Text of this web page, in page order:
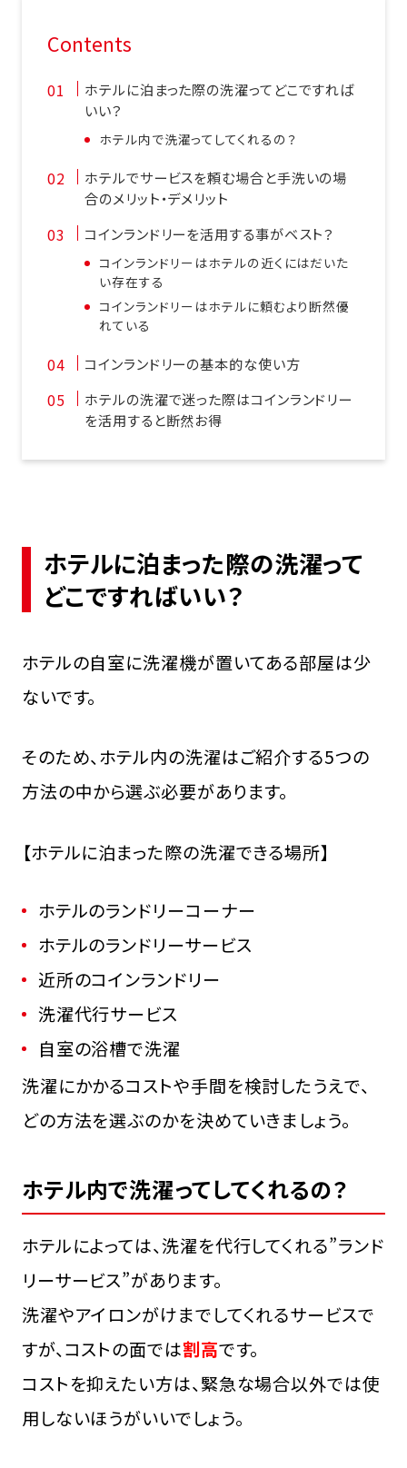
Contents
ホテルに泊まった際の洗濯ってどこですれば
いい？
ホテル内で洗濯ってしてくれるの？
ホテルでサービスを頼む場合と手洗いの場
合のメリット・デメリット
コインランドリーを活用する事がベスト？
コインランドリーはホテルの近くにはだいた
い存在する
コインランドリーはホテルに頼むより断然優
れている
コインランドリーの基本的な使い方
ホテルの洗濯で迷った際はコインランドリー
を活用すると断然お得
ホテルに泊まった際の洗濯って
どこですればいい？
ホテルの自室に洗濯機が置いてある部屋は少
ないです。
そのため、ホテル内の洗濯はご紹介する5つの
方法の中から選ぶ必要があります。
【ホテルに泊まった際の洗濯できる場所】
ホテルのランドリーコーナー
ホテルのランドリーサービス
近所のコインランドリー
洗濯代行サービス
自室の浴槽で洗濯
洗濯にかかるコストや手間を検討したうえで、
どの方法を選ぶのかを決めていきましょう。
ホテル内で洗濯ってしてくれるの？
ホテルによっては、洗濯を代行してくれる”ランド
リーサービス”があります。
洗濯やアイロンがけまでしてくれるサービスで
すが、コストの面では割高です。
コストを抑えたい方は、緊急な場合以外では使
用しないほうがいいでしょう。